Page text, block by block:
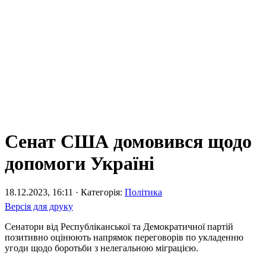
Сенат США домовився щодо
допомоги Україні
18.12.2023, 16:11 · Категорія: Політика
Версія для друку
Сенатори від Республіканської та Демократичної партій
позитивно оцінюють напрямок переговорів по укладенню
угоди щодо боротьби з нелегальною міграцією.